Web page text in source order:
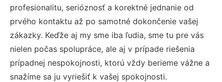
profesionalitu, serióznosť a korektné jednanie od
prvého kontaktu až po samotné dokončenie vašej
zákazky. Keďže aj my sme iba ľudia, sme tu pre vás
nielen počas spolupráce, ale aj v prípade riešenia
prípadnej nespokojnosti, ktorú vždy berieme vážne a
snažíme sa ju vyriešiť k vašej spokojnosti.